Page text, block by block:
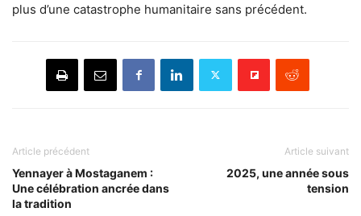
plus d’une catastrophe humanitaire sans précédent.
Article précédent
Yennayer à Mostaganem :
Une célébration ancrée dans
la tradition
Article suivant
2025, une année sous
tension